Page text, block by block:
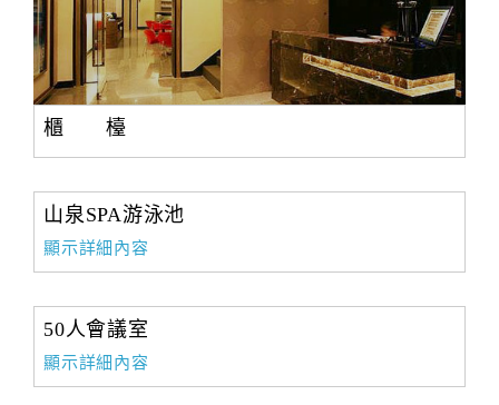
櫃 檯
山泉SPA游泳池
顯示詳細內容
50人會議室
顯示詳細內容